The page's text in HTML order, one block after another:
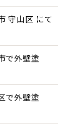
守山区 にて
で外壁塗
で外壁塗